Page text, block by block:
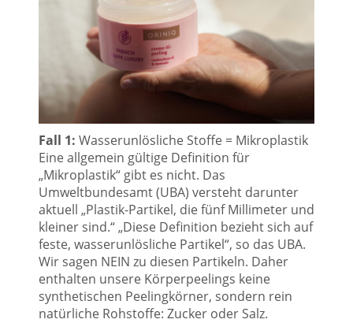
Fall 1: Wasserunlösliche Stoffe = Mikroplastik
Eine allgemein gültige Definition für
„Mikroplastik“ gibt es nicht. Das
Umweltbundesamt (UBA) versteht darunter
aktuell „Plastik-Partikel, die fünf Millimeter und
kleiner sind.“ „Diese Definition bezieht sich auf
feste, wasserunlösliche Partikel“, so das UBA.
Wir sagen NEIN zu diesen Partikeln. Daher
enthalten unsere Körperpeelings keine
synthetischen Peelingkörner, sondern rein
natürliche Rohstoffe: Zucker oder Salz.